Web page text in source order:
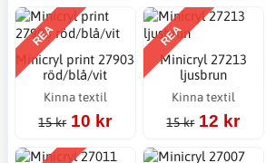
REA
Minicryl print 27903
röd/blå/vit
Kinna textil
15 kr 10 kr
REA
Minicryl 27213
ljusbrun
Kinna textil
15 kr 12 kr